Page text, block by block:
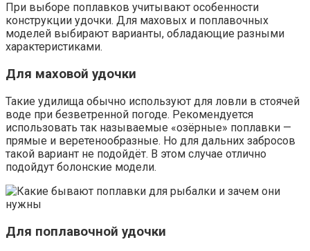
При выборе поплавков учитывают особенности
конструкции удочки. Для маховых и поплавочных
моделей выбирают варианты, обладающие разными
характеристиками.
Для маховой удочки
Такие удилища обычно используют для ловли в стоячей
воде при безветренной погоде. Рекомендуется
использовать так называемые «озёрные» поплавки —
прямые и веретенообразные. Но для дальних забросов
такой вариант не подойдёт. В этом случае отлично
подойдут болонские модели.
Для поплавочной удочки